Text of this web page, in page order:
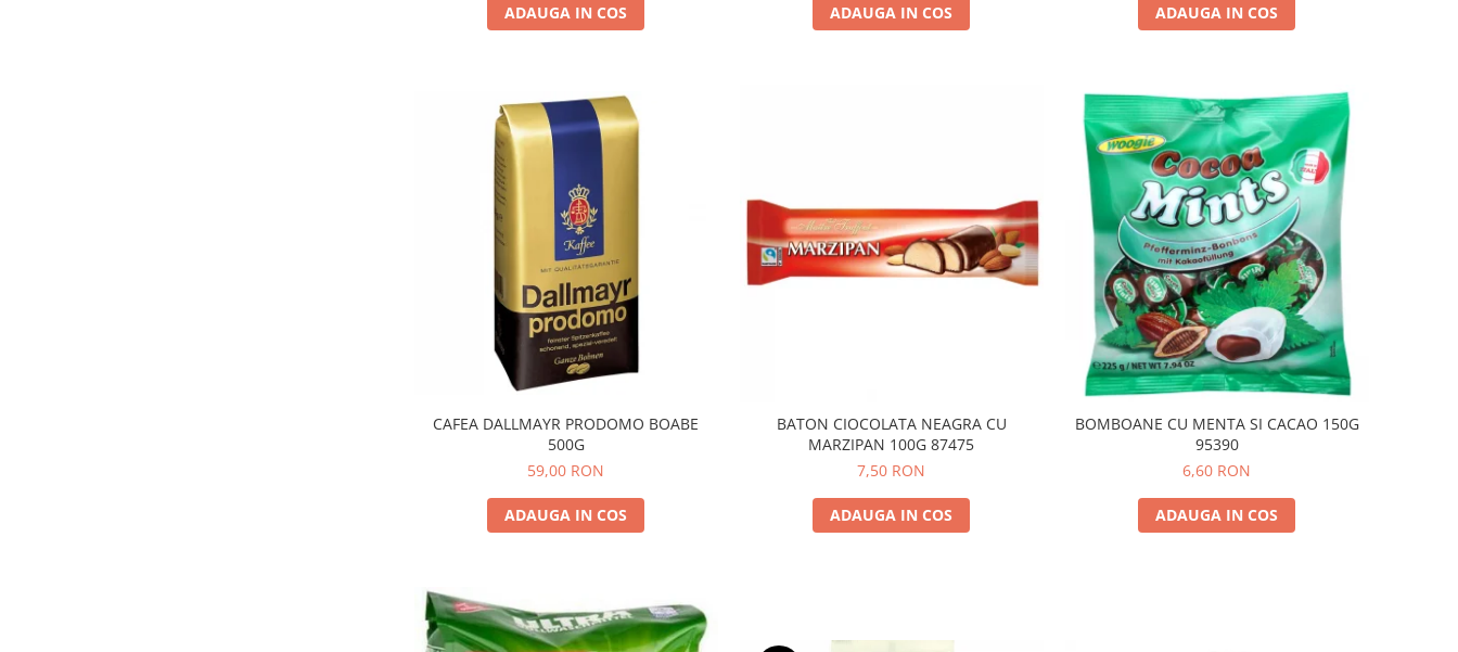
ADAUGA IN COS ADAUGA IN COS ADAUGA IN COS
CAFEA DALLMAYR PRODOMO BOABE
500G
59,00 RON
ADAUGA IN COS
BATON CIOCOLATA NEAGRA CU
MARZIPAN 100G 87475
7,50 RON
ADAUGA IN COS
BOMBOANE CU MENTA SI CACAO 150G
95390
6,60 RON
ADAUGA IN COS